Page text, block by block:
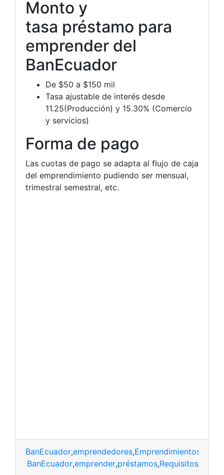
Monto y
tasa préstamo para
emprender del
BanEcuador
De $50 a $150 mil
Tasa ajustable de interés desde
11.25(Producción) y 15.30% (Comercio
y servicios)
Forma de pago
Las cuotas de pago se adapta al flujo de caja
del emprendimiento pudiendo ser mensual,
trimestral semestral, etc.
BanEcuador,emprendedores,Emprendimientos
BanEcuador,emprender,préstamos,Requisitos